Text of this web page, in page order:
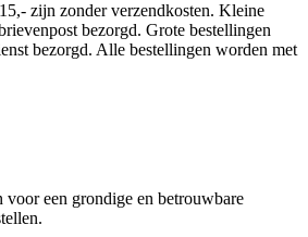
zijn zonder verzendkosten. Kleine
bezorgd. Grote bestellingen
bezorgd. Alle bestellingen worden met
voor een grondige en betrouwbare